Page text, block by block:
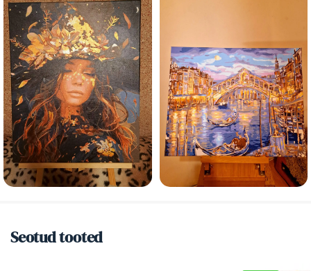
Seotud tooted